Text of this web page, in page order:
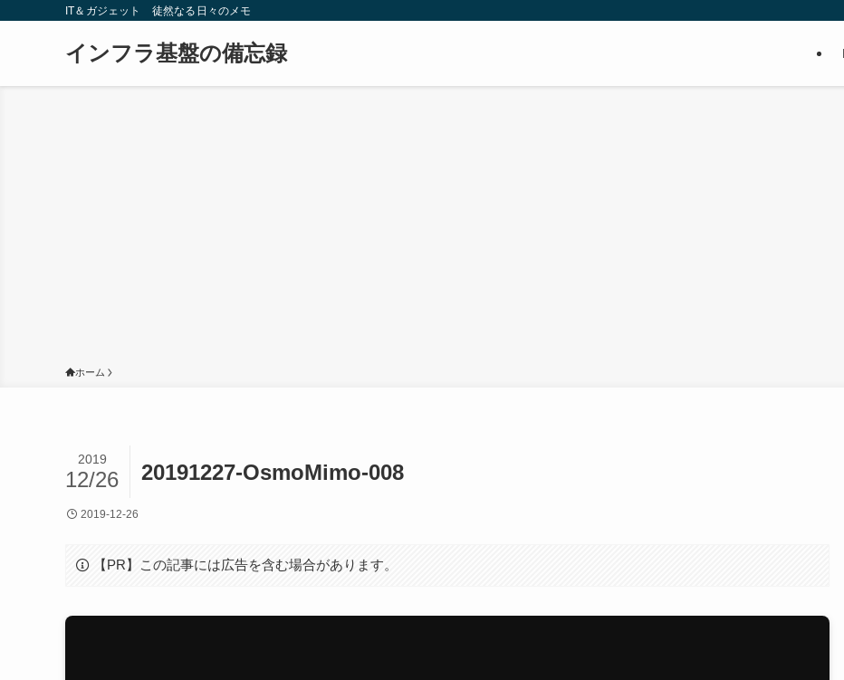
IT＆ガジェット 徒然なる日々のメモ
インフラ基盤の備忘録
ホーム
20191227-OsmoMimo-008
2019
12/26
2019-12-26
【PR】この記事には広告を含む場合があります。